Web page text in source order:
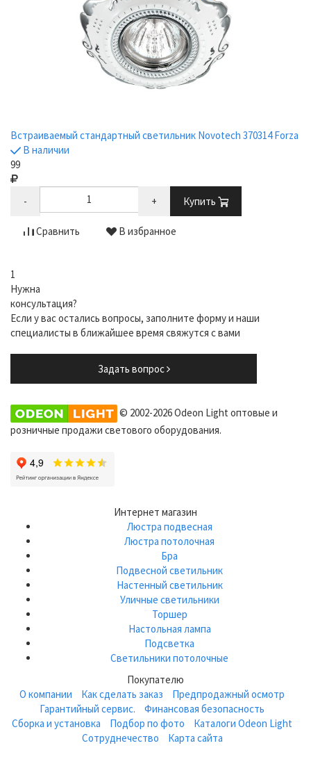
Встраиваемый стандартный светильник Novotech 370314 Forza
В наличии
99
- + Купить
Сравнить В избранное
1
Нужна
консультация?
Если у вас остались вопросы, заполните форму и наши
специалисты в ближайшее время свяжутся с вами
Задать вопрос
© 2002-2026 Odeon Light оптовые и
розничные продажи светового оборудования.
Интернет магазин
Люстра подвесная
Люстра потолочная
Бра
Подвесной светильник
Настенный светильник
Уличные светильники
Торшер
Настольная лампа
Подсветка
Светильники потолочные
Покупателю
О компании
Как сделать заказ
Предпродажный осмотр
Гарантийный сервис.
Финансовая безопасность
Сборка и установка
Подбор по фото
Каталоги Odeon Light
Сотруднечество
Карта сайта